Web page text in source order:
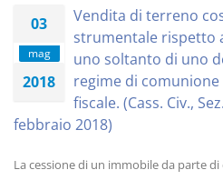
03
mag
2018
Vendita di terreno
strumentale rispetto
uno soltanto di uno
regime di comunione
fiscale. (Cass. Civ.,
febbraio 2018)
La cessione di un immobile da parte